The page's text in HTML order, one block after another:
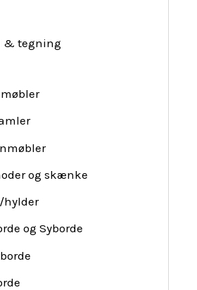
& tegning
og skænke
hylder
og Syborde